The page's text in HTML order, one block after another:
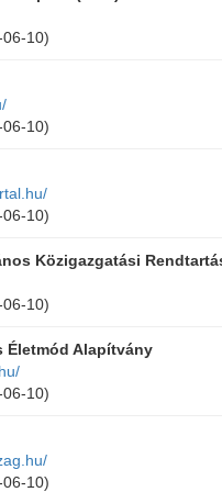
10)
10)
10)
Közigazgatási
10)
Életmód Alapítvány
10)
10)